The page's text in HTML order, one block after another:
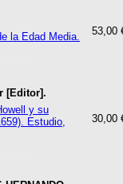
53,00
la Edad Media.
[Editor].
30,00
y su
Estudio,